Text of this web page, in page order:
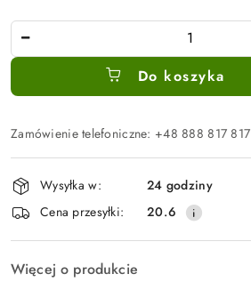
Do koszyka
Zamówienie telefoniczne: +48 888 817 817
Wyślij
Dostępność
i
dostawa
Wysyłka w:
24 godziny
Cena przesyłki:
20.6
Więcej o produkcie